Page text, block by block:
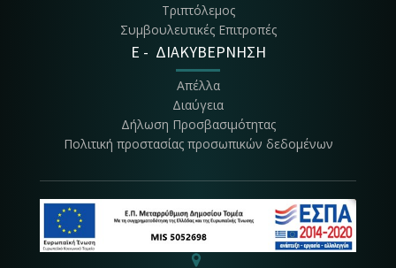
Τριπτόλεμος
Συμβουλευτικές Επιτροπές
E - ΔΙΑΚΥΒΕΡΝΗΣΗ
Απέλλα
Διαύγεια
Δήλωση Προσβασιμότητας
Πολιτική προστασίας προσωπικών δεδομένων